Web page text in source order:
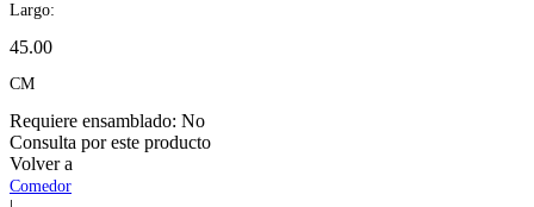
Largo:
45.00
CM
Requiere ensamblado: No
Consulta por este producto
Volver a
Comedor